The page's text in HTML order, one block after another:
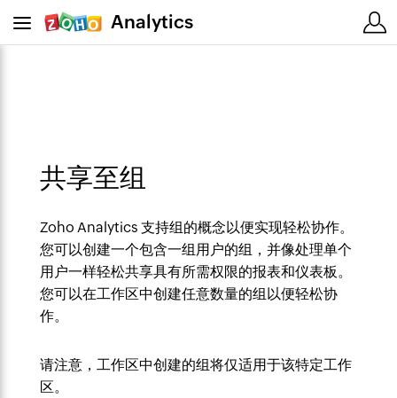
Analytics
共享至组
Zoho Analytics 支持组的概念以便实现轻松协作。
您可以创建一个包含一组用户的组，并像处理单个
用户一样轻松共享具有所需权限的报表和仪表板。
您可以在工作区中创建任意数量的组以便轻松协
作。
请注意，工作区中创建的组将仅适用于该特定工作
区。